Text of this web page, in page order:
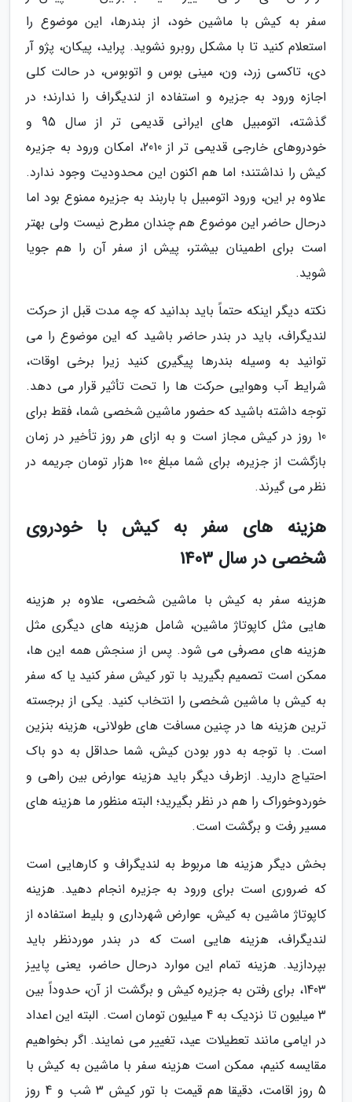
سفر به کیش با ماشین خود، از بندرها، این موضوع را
استعلام کنید تا با مشکل روبرو نشوید. پراید، پیکان، پژو آر
دی، تاکسی زرد، ون، مینی بوس و اتوبوس، در حالت کلی
اجازه ورود به جزیره و استفاده از لندیگراف را ندارند؛ در
گذشته، اتومبیل های ایرانی قدیمی تر از سال 95 و
خودروهای خارجی قدیمی تر از 2010، امکان ورود به جزیره
کیش را نداشتند؛ اما هم اکنون این محدودیت وجود ندارد.
علاوه بر این، ورود اتومبیل با باربند به جزیره ممنوع بود اما
درحال حاضر این موضوع هم چندان مطرح نیست ولی بهتر
است برای اطمینان بیشتر، پیش از سفر آن را هم جویا
شوید.
نکته دیگر اینکه حتماً باید بدانید که چه مدت قبل از حرکت
لندیگراف، باید در بندر حاضر باشید که این موضوع را می
توانید به وسیله بندرها پیگیری کنید زیرا برخی اوقات،
شرایط آب وهوایی حرکت ها را تحت تأثیر قرار می دهد.
توجه داشته باشید که حضور ماشین شخصی شما، فقط برای
10 روز در کیش مجاز است و به ازای هر روز تأخیر در زمان
بازگشت از جزیره، برای شما مبلغ 100 هزار تومان جریمه در
نظر می گیرند.
هزینه های سفر به کیش با خودروی
شخصی در سال 1403
هزینه سفر به کیش با ماشین شخصی، علاوه بر هزینه
هایی مثل کاپوتاژ ماشین، شامل هزینه های دیگری مثل
هزینه های مصرفی می شود. پس از سنجش همه این ها،
ممکن است تصمیم بگیرید با تور کیش سفر کنید یا که سفر
به کیش با ماشین شخصی را انتخاب کنید. یکی از برجسته
ترین هزینه ها در چنین مسافت های طولانی، هزینه بنزین
است. با توجه به دور بودن کیش، شما حداقل به دو باک
احتیاج دارید. ازطرف دیگر باید هزینه عوارض بین راهی و
خوردوخوراک را هم در نظر بگیرید؛ البته منظور ما هزینه های
مسیر رفت و برگشت است.
بخش دیگر هزینه ها مربوط به لندیگراف و کارهایی است
که ضروری است برای ورود به جزیره انجام دهید. هزینه
کاپوتاژ ماشین به کیش، عوارض شهرداری و بلیط استفاده از
لندیگراف، هزینه هایی است که در بندر موردنظر باید
بپردازید. هزینه تمام این موارد درحال حاضر، یعنی پاییز
1403، برای رفتن به جزیره کیش و برگشت از آن، حدوداً بین
3 میلیون تا نزدیک به 4 میلیون تومان است. البته این اعداد
در ایامی مانند تعطیلات عید، تغییر می نمایند. اگر بخواهیم
مقایسه کنیم، ممکن است هزینه سفر با ماشین به کیش با
5 روز اقامت، دقیقا هم قیمت با تور کیش 3 شب و 4 روز